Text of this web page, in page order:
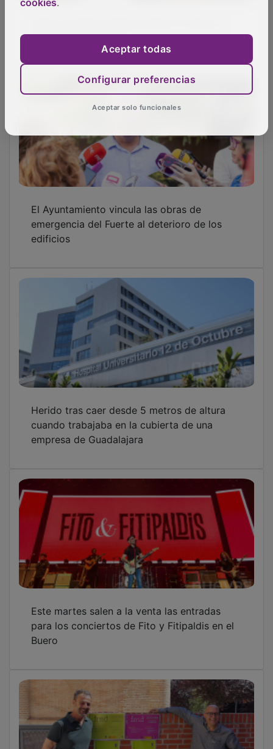
Herido tras caer desde 5 metros de altura
cuando trabajaba en la cubierta de una
empresa de Guadalajara
Este martes salen a la venta las entradas
para los conciertos de Fito y Fitipaldis en el
Buero
Guadalajara acoge el 4 y 5 de julio la quinta
edición de Miradas de Danza con siete
propuestas gratuitas al aire libre
cookies.
Aceptar todas
Configurar preferencias
Aceptar solo funcionales